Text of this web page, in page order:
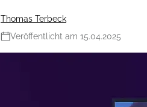
Thomas Terbeck
Veröffentlicht am 15.04.2025